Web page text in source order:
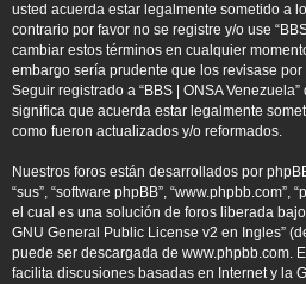
usted acuerda estar legalmente sometido a
contrario por favor no se registre y/o use
cambiar estos términos en cualquier
embargo sería prudente que los revisase
Seguir registrado a “BBS | ONSA
significa que acuerda estar legalmente
como fueron actualizados y/o reformados.
Nuestros foros están desarrollados por
“sus”, “software phpBB”, “www.phpbb.com”,
el cual es una solución de foros liberada bajo
GNU General Public License v2 en Ingles”
puede ser descargada de www.phpbb.com.
facilita discusiones basadas en Internet y la